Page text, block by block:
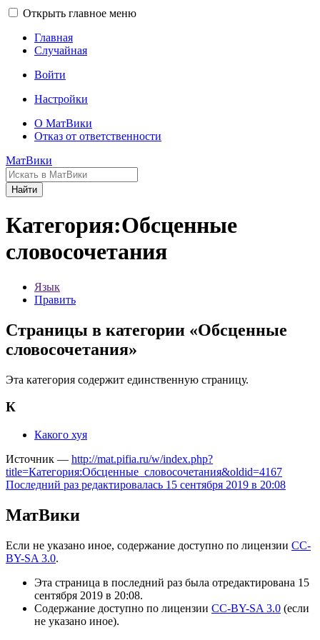
Открыть главное меню
Главная
Случайная
Войти
Настройки
О МатВики
Отказ от ответственности
МатВики
Найти
Категория:Обсценные
словосочетания
Язык
Править
Страницы в категории «Обсценные
словосочетания»
Эта категория содержит единственную страницу.
К
Какого хуя
Источник — http://mat.pifia.ru/w/index.php?
title=Категория:Обсценные_словосочетания&oldid=4167
Последний раз редактировалась 15 сентября 2019 в 20:08
МатВики
Если не указано иное, содержание доступно по лицензии CC-
BY-SA 3.0.
Эта страница в последний раз была отредактирована 15
сентября 2019 в 20:08.
Содержание доступно по лицензии CC-BY-SA 3.0 (если
не указано иное).